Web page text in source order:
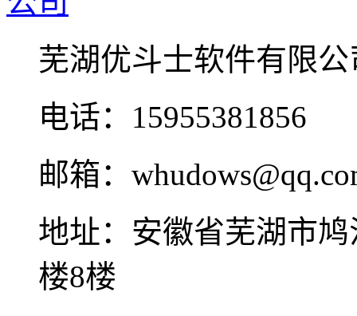
芜湖优斗士软件有限公
电话：15955381856
邮箱：
地址：安徽省芜湖市
楼8楼